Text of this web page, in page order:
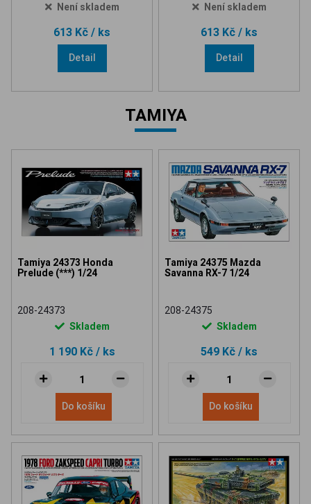
Není skladem
613 Kč / ks
Detail
Není skladem
613 Kč / ks
Detail
TAMIYA
Tamiya 24373 Honda
Prelude (***) 1/24
208-24373
Skladem
1 190 Kč / ks
Do košíku
Tamiya 24375 Mazda
Savanna RX-7 1/24
208-24375
Skladem
549 Kč / ks
Do košíku